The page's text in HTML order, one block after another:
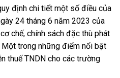
định chi tiết một số điều của
24 tháng 6 năm 2023 của
chế, chính sách đặc thù phát
Một trong những điểm nổi bật
thuế TNDN cho các trường